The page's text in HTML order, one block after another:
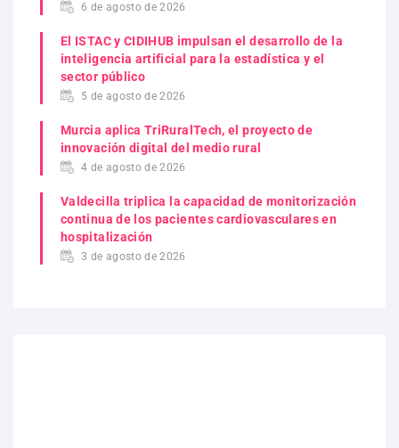
6 de agosto de 2026
El ISTAC y CIDIHUB impulsan el desarrollo de la
inteligencia artificial para la estadística y el
sector público
5 de agosto de 2026
Murcia aplica TriRuralTech, el proyecto de
innovación digital del medio rural
4 de agosto de 2026
Valdecilla triplica la capacidad de monitorización
continua de los pacientes cardiovasculares en
hospitalización
3 de agosto de 2026